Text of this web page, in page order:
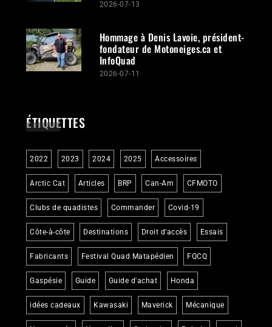
2026-07-13
Hommage à Denis Lavoie, président-
fondateur de Motoneiges.ca et
InfoQuad
2026-07-11
ÉTIQUETTES
2022 2023 2024 2025 Accessoires
Arctic Cat Articles BRP Can-Am CFMOTO
Clubs de quadistes Commander Covid-19
Côte-à-côte Destinations Droit d'accès Essais
Fabricants Festival Quad Matapédien FQCQ
Gaspésie Guide Guide d'achat Honda
idées cadeaux Kawasaki Maverick Mécanique